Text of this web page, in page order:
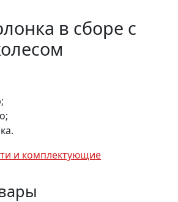
в сборе с
и комплектующие